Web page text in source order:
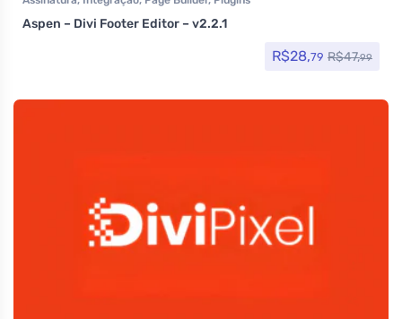
Aspen – Divi Footer Editor – v2.2.1
R$28,79 R$47,99